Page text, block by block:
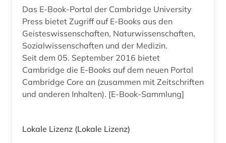
Das E-Book-Portal der Cambridge University
Press bietet Zugriff auf E-Books aus den
Geisteswissenschaften, Naturwissenschaften,
Sozialwissenschaften und der Medizin.
Seit dem 05. September 2016 bietet
Cambridge die E-Books auf dem neuen Portal
Cambridge Core an (zusammen mit Zeitschriften
und anderen Inhalten). [E-Book-Sammlung]
Lokale Lizenz (Lokale Lizenz)